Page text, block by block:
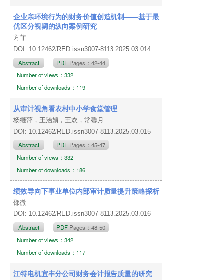
企业亲环境行为的财务价值创造机制——基于最
优区分视阈的纵向案例研究
方菲
DOI: 10.12462/RED.issn3007-8113.2025.03.014
Abstract PDF Pages：42-44
Number of views：332
Number of downloads：119
从审计视角看农村中小学食堂管理
杨继萍，王治娟，王欢，常馨月
DOI: 10.12462/RED.issn3007-8113.2025.03.015
Abstract PDF Pages：45-47
Number of views：332
Number of downloads：186
绩效导向下事业单位内部审计质量提升策略探析
邵微
DOI: 10.12462/RED.issn3007-8113.2025.03.016
Abstract PDF Pages：48-50
Number of views：342
Number of downloads：117
江特电机宜丰分公司财务会计报告质量的研究